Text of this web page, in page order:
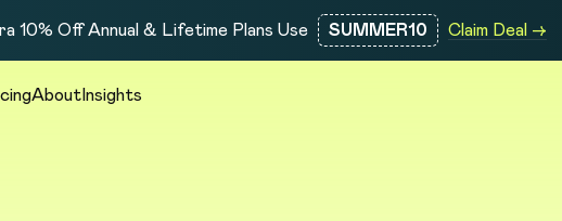
10% Off Annual & Lifetime Plans Use SUMMER10 Claim Deal →
About Insights